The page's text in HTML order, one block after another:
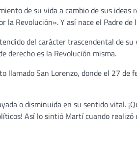
de su vida a cambio de sus ideas
la Revolución». Y así nace el Padre de
del carácter trascendental de su
derecho es la Revolución misma.
San Lorenzo, donde el 27 de
o disminuida en su sentido vital.
Así lo sintió Martí cuando realizó